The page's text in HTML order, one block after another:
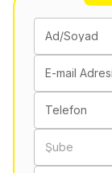
Ad/Soyad
E-mail
Telefon
Şube